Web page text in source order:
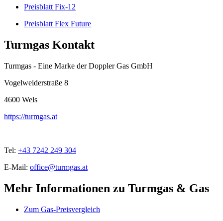
Preisblatt Fix-12
Preisblatt Flex Future
Turmgas Kontakt
Turmgas - Eine Marke der Doppler Gas GmbH
Vogelweiderstraße 8
4600 Wels
https://turmgas.at
Tel: +43 7242 249 304
E-Mail: office@turmgas.at
Mehr Informationen zu Turmgas & Gas
Zum Gas-Preisvergleich